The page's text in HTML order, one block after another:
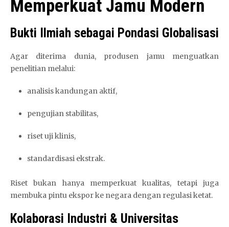
a
0
Memperkuat Jamu Modern
Bukti Ilmiah sebagai Pondasi Globalisasi
Agar diterima dunia, produsen jamu menguatkan
penelitian melalui:
analisis kandungan aktif,
pengujian stabilitas,
riset uji klinis,
standardisasi ekstrak.
Riset bukan hanya memperkuat kualitas, tetapi juga
membuka pintu ekspor ke negara dengan regulasi ketat.
Kolaborasi Industri & Universitas